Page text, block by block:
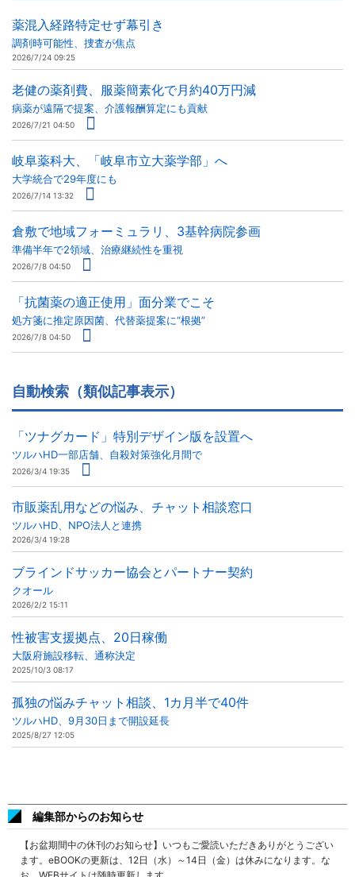
薬混入経路特定せず幕引き
調剤時可能性、捜査が焦点
2026/7/24 09:25
老健の薬剤費、服薬簡素化で月約40万円減
病薬が遠隔で提案、介護報酬算定にも貢献
2026/7/21 04:50
岐阜薬科大、「岐阜市立大薬学部」へ
大学統合で29年度にも
2026/7/14 13:32
倉敷で地域フォーミュラリ、3基幹病院参画
準備半年で2領域、治療継続性を重視
2026/7/8 04:50
「抗菌薬の適正使用」面分業でこそ
処方箋に推定原因菌、代替薬提案に“根拠”
2026/7/8 04:50
自動検索（類似記事表示）
「ツナグカード」特別デザイン版を設置へ
ツルハHD一部店舗、自殺対策強化月間で
2026/3/4 19:35
市販薬乱用などの悩み、チャット相談窓口
ツルハHD、NPO法人と連携
2026/3/4 19:28
ブラインドサッカー協会とパートナー契約
クオール
2026/2/2 15:11
性被害支援拠点、20日稼働
大阪府施設移転、通称決定
2025/10/3 08:17
孤独の悩みチャット相談、1カ月半で40件
ツルハHD、9月30日まで開設延長
2025/8/27 12:05
編集部からのお知らせ
【お盆期間中の休刊のお知らせ】いつもご愛読いただきありがとうござい
ます。eBOOKの更新は、12日（水）～14日（金）は休みになります。な